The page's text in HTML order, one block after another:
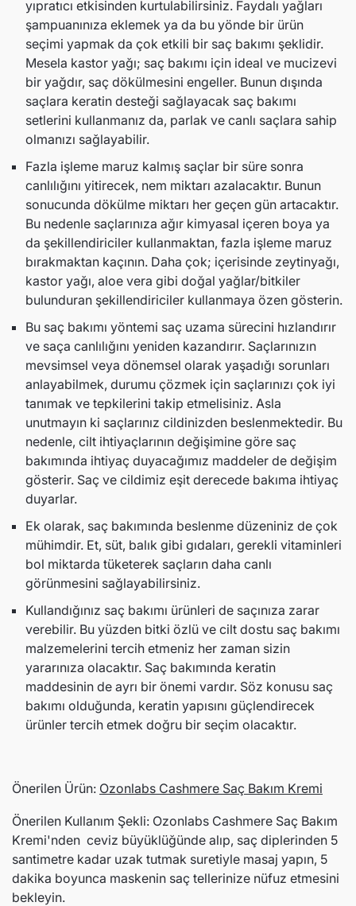
yıpratıcı etkisinden kurtulabilirsiniz. Faydalı yağları
şampuanınıza eklemek ya da bu yönde bir ürün
seçimi yapmak da çok etkili bir saç bakımı şeklidir.
Mesela kastor yağı; saç bakımı için ideal ve mucizevi
bir yağdır, saç dökülmesini engeller. Bunun dışında
saçlara keratin desteği sağlayacak saç bakımı
setlerini kullanmanız da, parlak ve canlı saçlara sahip
olmanızı sağlayabilir.
Fazla işleme maruz kalmış saçlar bir süre sonra
canlılığını yitirecek, nem miktarı azalacaktır. Bunun
sonucunda dökülme miktarı her geçen gün artacaktır.
Bu nedenle saçlarınıza ağır kimyasal içeren boya ya
da şekillendiriciler kullanmaktan, fazla işleme maruz
bırakmaktan kaçının. Daha çok; içerisinde zeytinyağı,
kastor yağı, aloe vera gibi doğal yağlar/bitkiler
bulunduran şekillendiriciler kullanmaya özen gösterin.
Bu saç bakımı yöntemi saç uzama sürecini hızlandırır
ve saça canlılığını yeniden kazandırır. Saçlarınızın
mevsimsel veya dönemsel olarak yaşadığı sorunları
anlayabilmek, durumu çözmek için saçlarınızı çok iyi
tanımak ve tepkilerini takip etmelisiniz. Asla
unutmayın ki saçlarınız cildinizden beslenmektedir. Bu
nedenle, cilt ihtiyaçlarının değişimine göre saç
bakımında ihtiyaç duyacağımız maddeler de değişim
gösterir. Saç ve cildimiz eşit derecede bakıma ihtiyaç
duyarlar.
Ek olarak, saç bakımında beslenme düzeniniz de çok
mühimdir. Et, süt, balık gibi gıdaları, gerekli vitaminleri
bol miktarda tüketerek saçların daha canlı
görünmesini sağlayabilirsiniz.
Kullandığınız saç bakımı ürünleri de saçınıza zarar
verebilir. Bu yüzden bitki özlü ve cilt dostu saç bakımı
malzemelerini tercih etmeniz her zaman sizin
yararınıza olacaktır. Saç bakımında keratin
maddesinin de ayrı bir önemi vardır. Söz konusu saç
bakımı olduğunda, keratin yapısını güçlendirecek
ürünler tercih etmek doğru bir seçim olacaktır.
Önerilen Ürün: Ozonlabs Cashmere Saç Bakım Kremi
Önerilen Kullanım Şekli: Ozonlabs Cashmere Saç Bakım
Kremi'nden ceviz büyüklüğünde alıp, saç diplerinden 5
santimetre kadar uzak tutmak suretiyle masaj yapın, 5
dakika boyunca maskenin saç tellerinize nüfuz etmesini
bekleyin.